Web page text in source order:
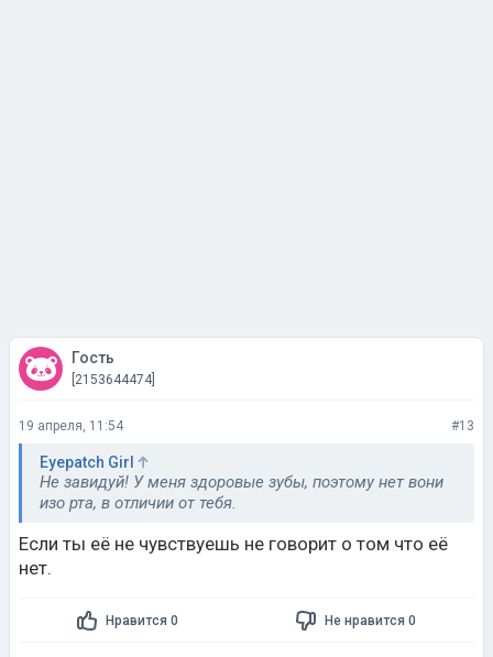
Гость
[2153644474]
19 апреля, 11:54 #13
Eyepatch Girl
Не завидуй! У меня здоровые зубы, поэтому нет вони
изо рта, в отличии от тебя.
Если ты её не чувствуешь не говорит о том что её
нет.
Нравится 0 Не нравится 0